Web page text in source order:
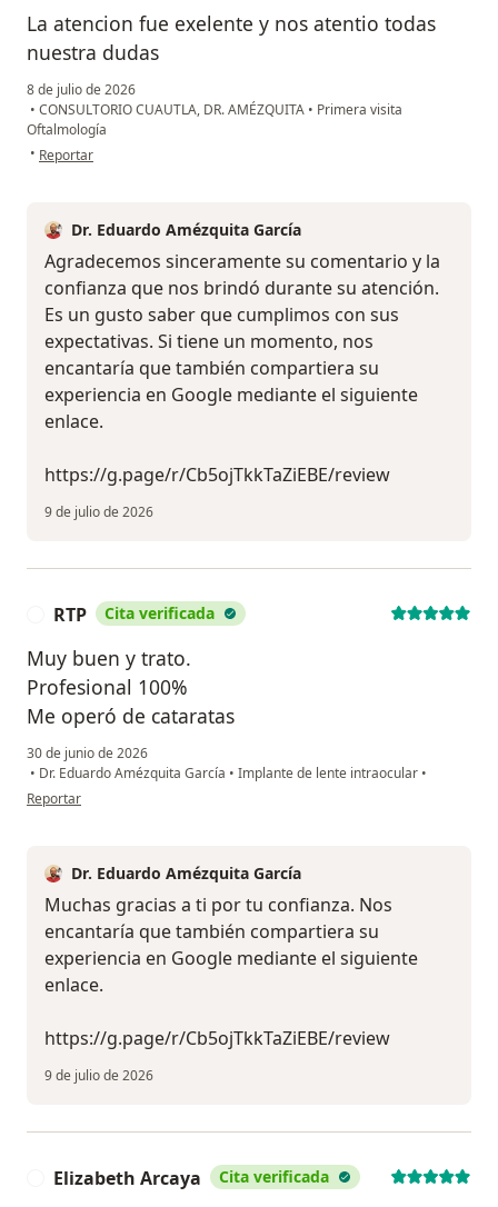
La atencion fue exelente y nos atentio todas
nuestra dudas
8 de julio de 2026
• CONSULTORIO CUAUTLA, DR. AMÉZQUITA • Primera visita
Oftalmología
• en opinión del usuario Miguel Juarez Perez
Reportar
Dr. Eduardo Amézquita García
Agradecemos sinceramente su comentario y la
confianza que nos brindó durante su atención.
Es un gusto saber que cumplimos con sus
expectativas. Si tiene un momento, nos
encantaría que también compartiera su
experiencia en Google mediante el siguiente
enlace.
https://g.page/r/Cb5ojTkkTaZiEBE/review
9 de julio de 2026
RTP Cita verificada
Muy buen y trato.
Profesional 100%
Me operó de cataratas
30 de junio de 2026
• Dr. Eduardo Amézquita García • Implante de lente intraocular •
en opinión del usuario RTP
Reportar
Dr. Eduardo Amézquita García
Muchas gracias a ti por tu confianza. Nos
encantaría que también compartiera su
experiencia en Google mediante el siguiente
enlace.
https://g.page/r/Cb5ojTkkTaZiEBE/review
9 de julio de 2026
Elizabeth Arcaya Cita verificada